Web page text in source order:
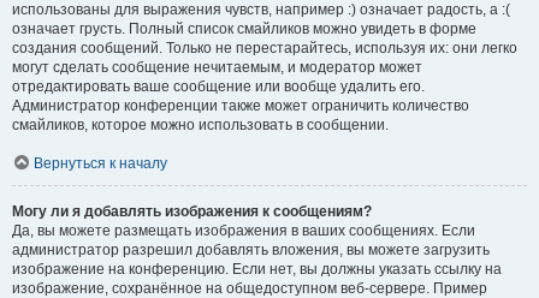
использованы для выражения чувств, например :) означает радость, а :(
означает грусть. Полный список смайликов можно увидеть в форме
создания сообщений. Только не перестарайтесь, используя их: они легко
могут сделать сообщение нечитаемым, и модератор может
отредактировать ваше сообщение или вообще удалить его.
Администратор конференции также может ограничить количество
смайликов, которое можно использовать в сообщении.
Вернуться к началу
Могу ли я добавлять изображения к сообщениям?
Да, вы можете размещать изображения в ваших сообщениях. Если
администратор разрешил добавлять вложения, вы можете загрузить
изображение на конференцию. Если нет, вы должны указать ссылку на
изображение, сохранённое на общедоступном веб-сервере. Пример